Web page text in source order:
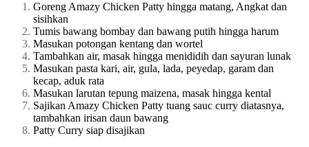
Goreng Amazy Chicken Patty hingga matang, Angkat dan
sisihkan
Tumis bawang bombay dan bawang putih hingga harum
Masukan potongan kentang dan wortel
Tambahkan air, masak hingga menididih dan sayuran lunak
Masukan pasta kari, air, gula, lada, peyedap, garam dan
kecap, aduk rata
Masukan larutan tepung maizena, masak hingga kental
Sajikan Amazy Chicken Patty tuang sauc curry diatasnya,
tambahkan irisan daun bawang
Patty Curry siap disajikan